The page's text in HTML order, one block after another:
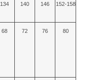
134 140 146 152-158
68 72 76 80